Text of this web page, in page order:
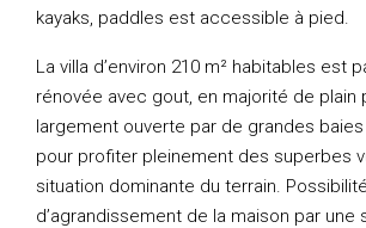
kayaks, paddles est accessible à pied.
La villa d’environ 210 m² habitables est
rénovée avec gout, en majorité de plain
largement ouverte par de grandes
pour profiter pleinement des superbes
situation dominante du terrain. Possibilité
d’agrandissement de la maison par une